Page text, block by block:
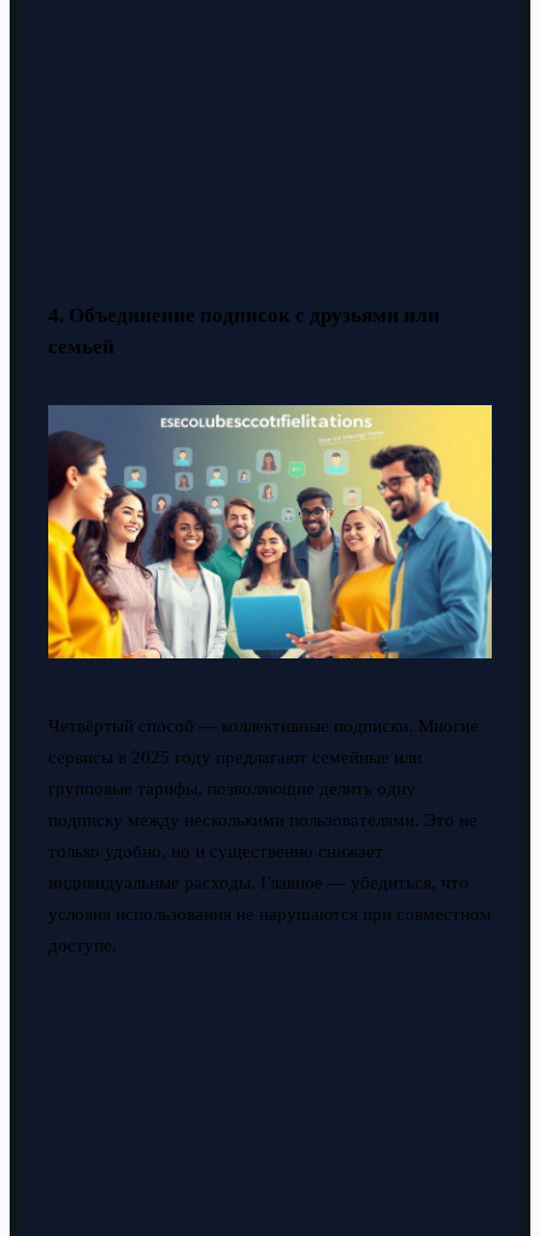
4. Объединение подписок с друзьями или
семьей
Четвёртый способ — коллективные подписки. Многие
сервисы в 2025 году предлагают семейные или
групповые тарифы, позволяющие делить одну
подписку между несколькими пользователями. Это не
только удобно, но и существенно снижает
индивидуальные расходы. Главное — убедиться, что
условия использования не нарушаются при совместном
доступе.